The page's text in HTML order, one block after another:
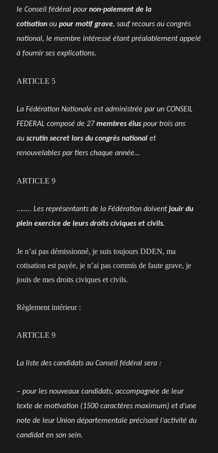
le Conseil fédéral pournon-paiement de la
cotisationoupour motif grave, sauf recours au congrès
national, le membre intéressé étant préalablement appelé
à fournir ses explications.
ARTICLE 5
La Fédération Nationale est administrée par un CONSEIL
FEDERAL composé de 27membres éluspour trois ans
auscrutin secret lors du congrès nationalet
renouvelables par tiers chaque année…
ARTICLE 9
…….. Les représentants de la Fédération doiventjouir du
plein exercice de leurs droits civiques et civils.
Je n’ai pas démissionné, je suis toujours DDEN, ma
cotisation est payée, je n’ai pas commis de faute grave, je
jouis de mes droits civiques et civils.
Règlement intérieur :
ARTICLE 9
La liste des candidats au Conseil fédéral sera :
– pour les nouveaux candidats, accompagnée de leur
texte de motivation (1500 caractères maximum) et d’une
note de leur Union départementale précisant l’activité du
candidat en son sein.